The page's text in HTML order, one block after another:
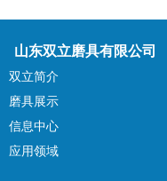
山东双立磨具有限公司
双立简介
磨具展示
信息中心
应用领域